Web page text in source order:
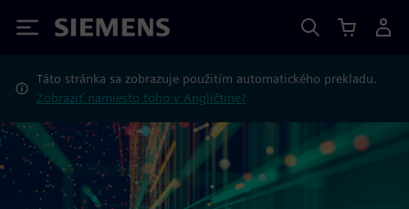
Siemens
Táto stránka sa zobrazuje použitím automatického prekladu.
Zobraziť namiesto toho v Angličtine?